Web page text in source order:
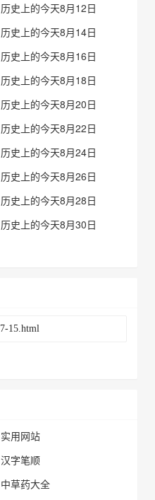
历史上的今天8月12日
历史上的今天8月14日
历史上的今天8月16日
历史上的今天8月18日
历史上的今天8月20日
历史上的今天8月22日
历史上的今天8月24日
历史上的今天8月26日
历史上的今天8月28日
历史上的今天8月30日
实用网站
汉字笔顺
中草药大全